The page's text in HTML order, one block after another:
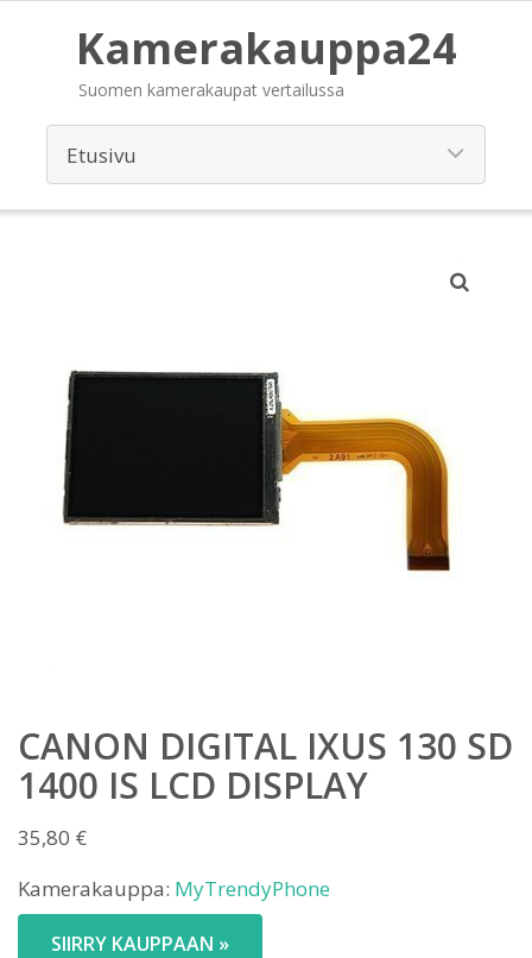
Kamerakauppa24
Suomen kamerakaupat vertailussa
CANON DIGITAL IXUS 130 SD
1400 IS LCD DISPLAY
35,80 €
Kamerakauppa: MyTrendyPhone
SIIRRY KAUPPAAN »